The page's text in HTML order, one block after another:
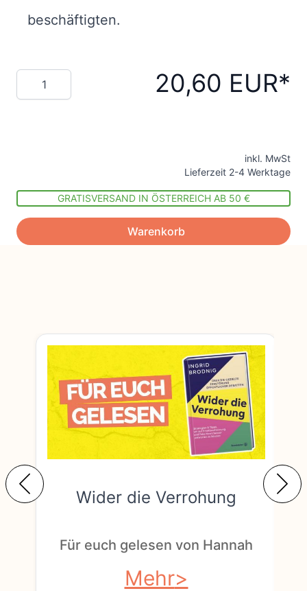
beschäftigten.
Menge 20,60 EUR
inkl. MwSt
Lieferzeit 2-4 Werktage
GRATISVERSAND IN ÖSTERREICH AB 50 €
Warenkorb
Wider die Verrohung
Für euch gelesen von Hannah
Mehr